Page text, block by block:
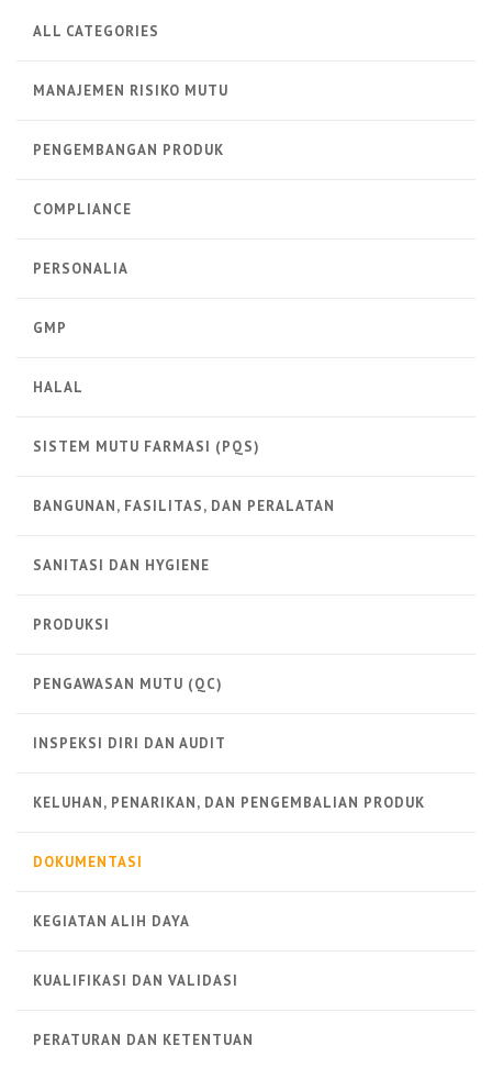
ALL CATEGORIES
MANAJEMEN RISIKO MUTU
PENGEMBANGAN PRODUK
COMPLIANCE
PERSONALIA
GMP
HALAL
SISTEM MUTU FARMASI (PQS)
BANGUNAN, FASILITAS, DAN PERALATAN
SANITASI DAN HYGIENE
PRODUKSI
PENGAWASAN MUTU (QC)
INSPEKSI DIRI DAN AUDIT
KELUHAN, PENARIKAN, DAN PENGEMBALIAN PRODUK
DOKUMENTASI
KEGIATAN ALIH DAYA
KUALIFIKASI DAN VALIDASI
PERATURAN DAN KETENTUAN